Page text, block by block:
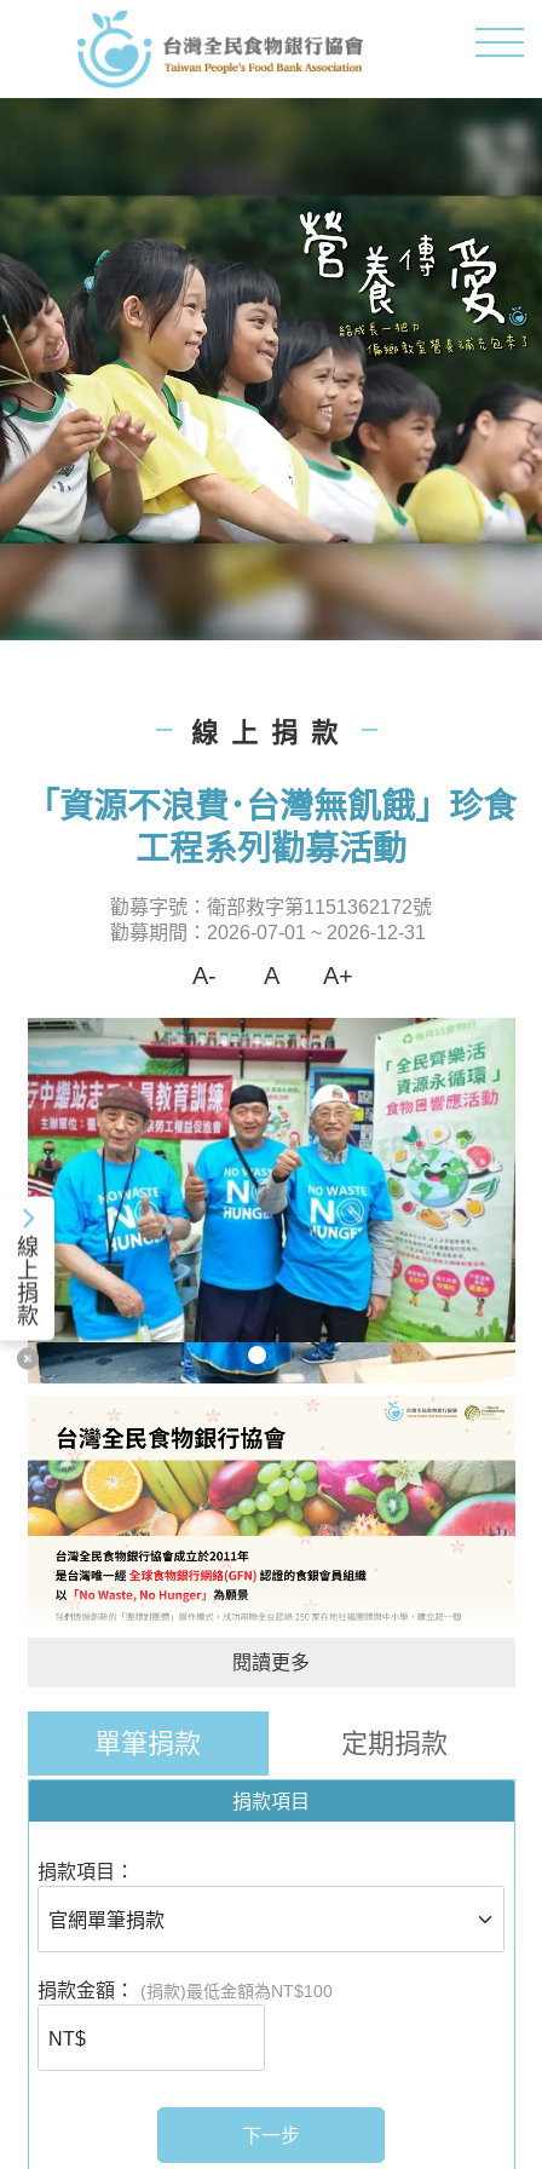
| 線上捐款 |
「資源不浪費･台灣無飢餓」珍食
工程系列勸募活動
勸募字號：衛部救字第1151362172號
勸募期間：2026-07-01 ~ 2026-12-31
A- A A+
閱讀更多
單筆捐款 定期捐款
捐款項目
捐款項目：
捐款金額： (捐款)最低金額為NT$100
下一步
線
上
捐
款